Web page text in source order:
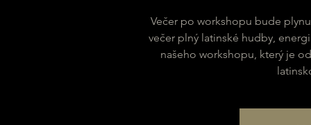
Večer po workshopu bude
večer plný latinské hudby,
našeho workshopu, který je